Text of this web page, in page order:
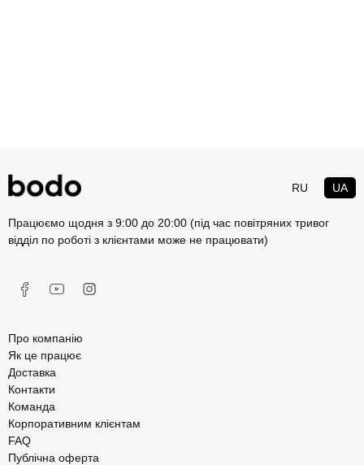
RU UA
Працюємо щодня з 9:00 до 20:00 (під час повітряних тривог
відділ по роботі з клієнтами може не працювати)
Про компанію
Як це працює
Доставка
Контакти
Команда
Корпоративним клієнтам
FAQ
Публічна оферта